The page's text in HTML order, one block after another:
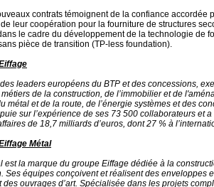
contrats témoignent de la confiance accordée
leur coopération pour la fourniture de structures
le cadre du développement de la technologie de
pièce de transition (TP-less foundation).
leaders européens du BTP et des concessions,
de la construction, de l’immobilier et de
métal et de la route, de l’énergie systèmes et des
sur l’expérience de ses 73 500 collaborateurs et
de 18,7 milliards d’euros, dont 27 % à
Métal
est la marque du groupe Eiffage dédiée à la
Ses équipes conçoivent et réalisent des enveloppes
des ouvrages d’art. Spécialisée dans les projets